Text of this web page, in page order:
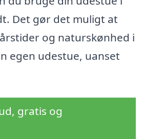
Det gør det muligt at
og naturskønhed i
egen udestue, uanset
gratis og